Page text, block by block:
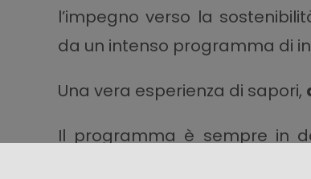
l’impegno verso la
da un intenso programma di
Una vera esperienza di sapori,
Il programma è sempre in